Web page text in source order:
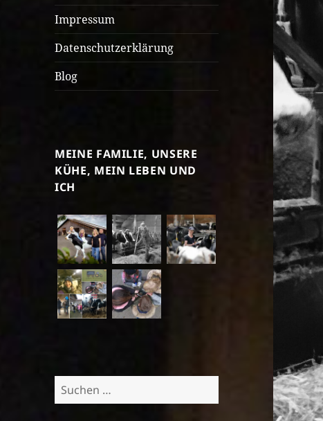
Impressum
Datenschutzerklärung
Blog
MEINE FAMILIE, UNSERE
KÜHE, MEIN LEBEN UND
ICH
Suchen
nach: